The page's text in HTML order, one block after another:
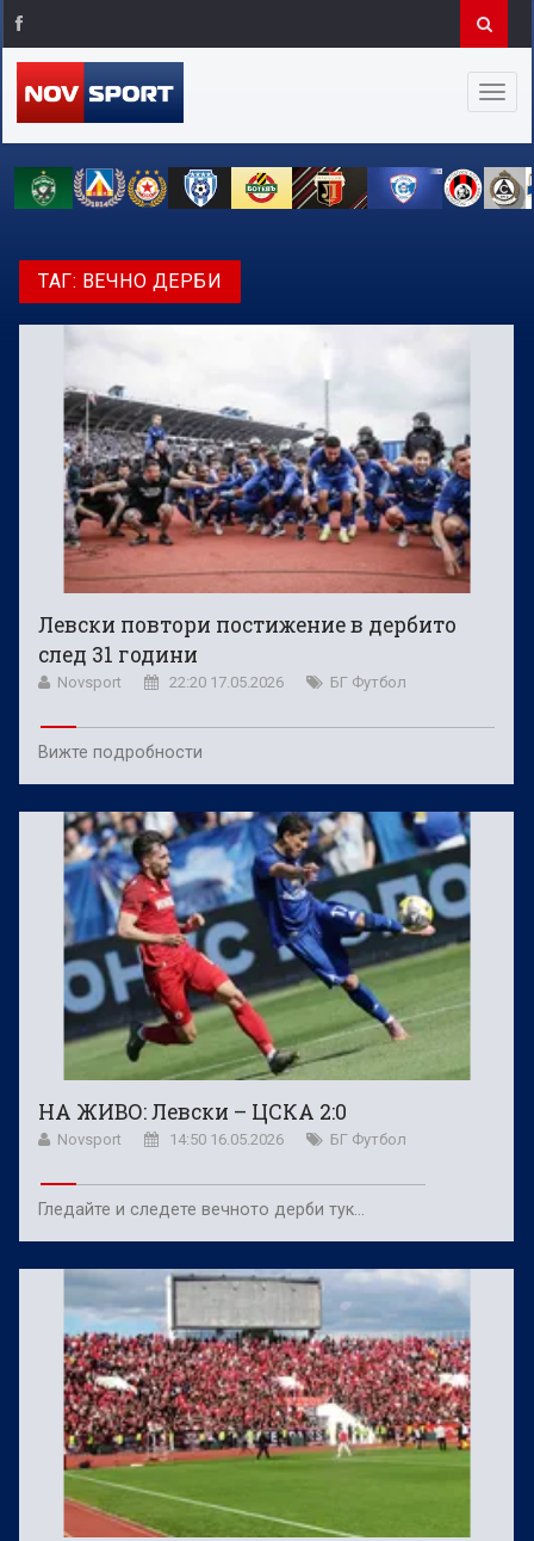
ТАГ: ВЕЧНО ДЕРБИ
Левски повтори постижение в дербито
след 31 години
Novsport 22:20 17.05.2026 БГ Футбол
Вижте подробности
НА ЖИВО: Левски – ЦСКА 2:0
Novsport 14:50 16.05.2026 БГ Футбол
Гледайте и следете вечното дерби тук…